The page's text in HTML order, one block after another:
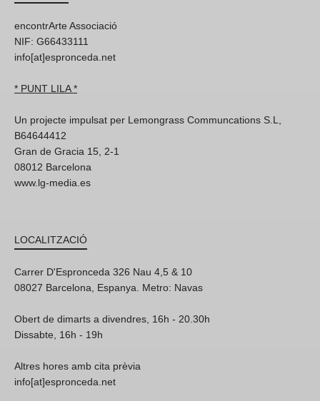
encontrArte Associació
NIF: G66433111
info[at]espronceda.net
* PUNT LILA *
Un projecte impulsat per Lemongrass Communcations S.L,
B64644412
Gran de Gracia 15, 2-1
08012 Barcelona
www.lg-media.es
LOCALITZACIÓ
Carrer D'Espronceda 326 Nau 4,5 & 10
08027 Barcelona, Espanya. Metro: Navas
Obert de dimarts a divendres, 16h - 20.30h
Dissabte, 16h - 19h
Altres hores amb cita prèvia
info[at]espronceda.net